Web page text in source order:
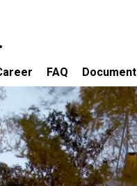
ビフォーアフター出演物件
取り戻すための大規模改修
FAQ Document